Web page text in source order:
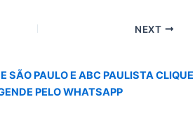
NEXT
SÃO PAULO E ABC PAULISTA CLIQUE
PELO WHATSAPP